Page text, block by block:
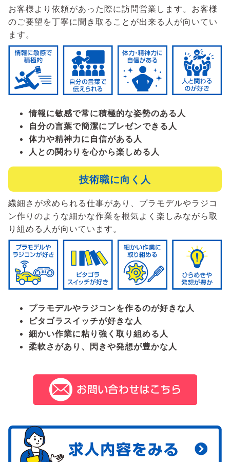
お客様より依頼があった際に訪問営業します。お客様
のご要望を丁寧に聞き取ることが出来る人が向いてい
ます。
情報に敏感で常に積極的な姿勢のある人
自分の言葉で簡潔にプレゼンできる人
体力や精神力に自信がある人
人との関わりを心から楽しめる人
技術職に向く人
繊細さが求められる仕事があり、プラモデルやラジコ
ン作りのような細かな作業を根気よく楽しみながら取
り組める人が向いています。
プラモデルやラジコンを作るのが好きな人
ピタゴラスイッチが好きな人
細かい作業に粘り強く取り組める人
柔軟さがあり、閃きや発想が豊かな人